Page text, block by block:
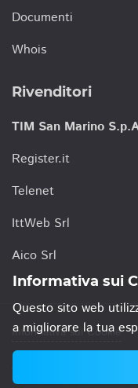
Documenti
Whois
Rivenditori
TIM San Marino
Register.it
Telenet
IttWeb Srl
Aico Srl
Informativa sui Cookie
© 2021 TIM San Marino
Informativa sui
Questo sito web
a migliorare la tua